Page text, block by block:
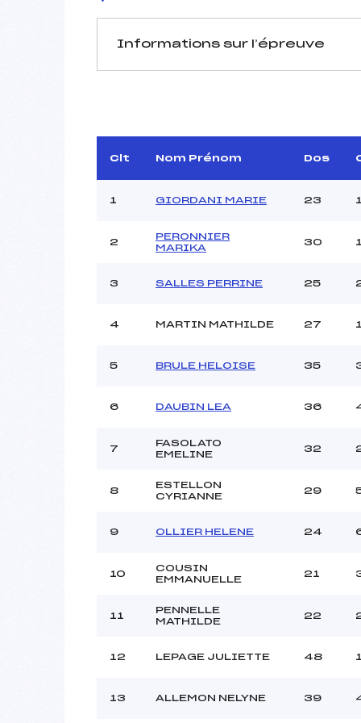
Informations sur l’épreuve
Arbitre :
Assistant :
MANCHE 1
Heure de départ :
Ouvreurs A :
Ouvreurs C :
Pénalité appliquée :
Clt Nom Prénom Dos
1 GIORDANI MARIE 23
2
PERONNIER
MARIKA
30
3 SALLES PERRINE 25
4 MARTIN MATHILDE 27
5 BRULE HELOISE 35
6 DAUBIN LEA 36
7
FASOLATO
EMELINE
32
8
ESTELLON
CYRIANNE
29
9 OLLIER HELENE 24
10
COUSIN
EMMANUELLE
21
11
PENNELLE
MATHILDE
22
12 LEPAGE JULIETTE 48
13 ALLEMON NELYNE 39